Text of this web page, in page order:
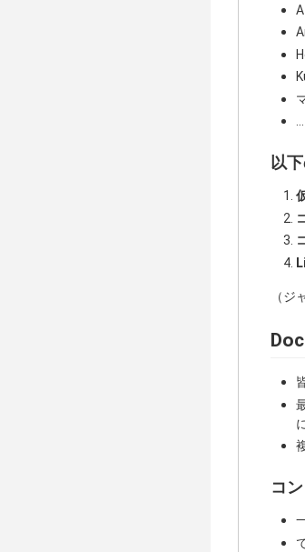
...
以
（
コ